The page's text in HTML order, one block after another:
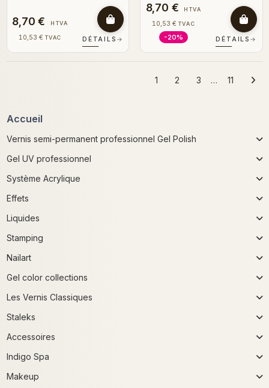
8,70 € HTVA
10,53 € TVAC DÉTAILS →
8,70 € HTVA
10,53 € TVAC
-20% DÉTAILS →
1 2 3 … 11
Accueil
Vernis semi-permanent professionnel Gel Polish
Gel UV professionnel
Système Acrylique
Effets
Liquides
Stamping
Nailart
Gel color collections
Les Vernis Classiques
Staleks
Accessoires
Indigo Spa
Makeup